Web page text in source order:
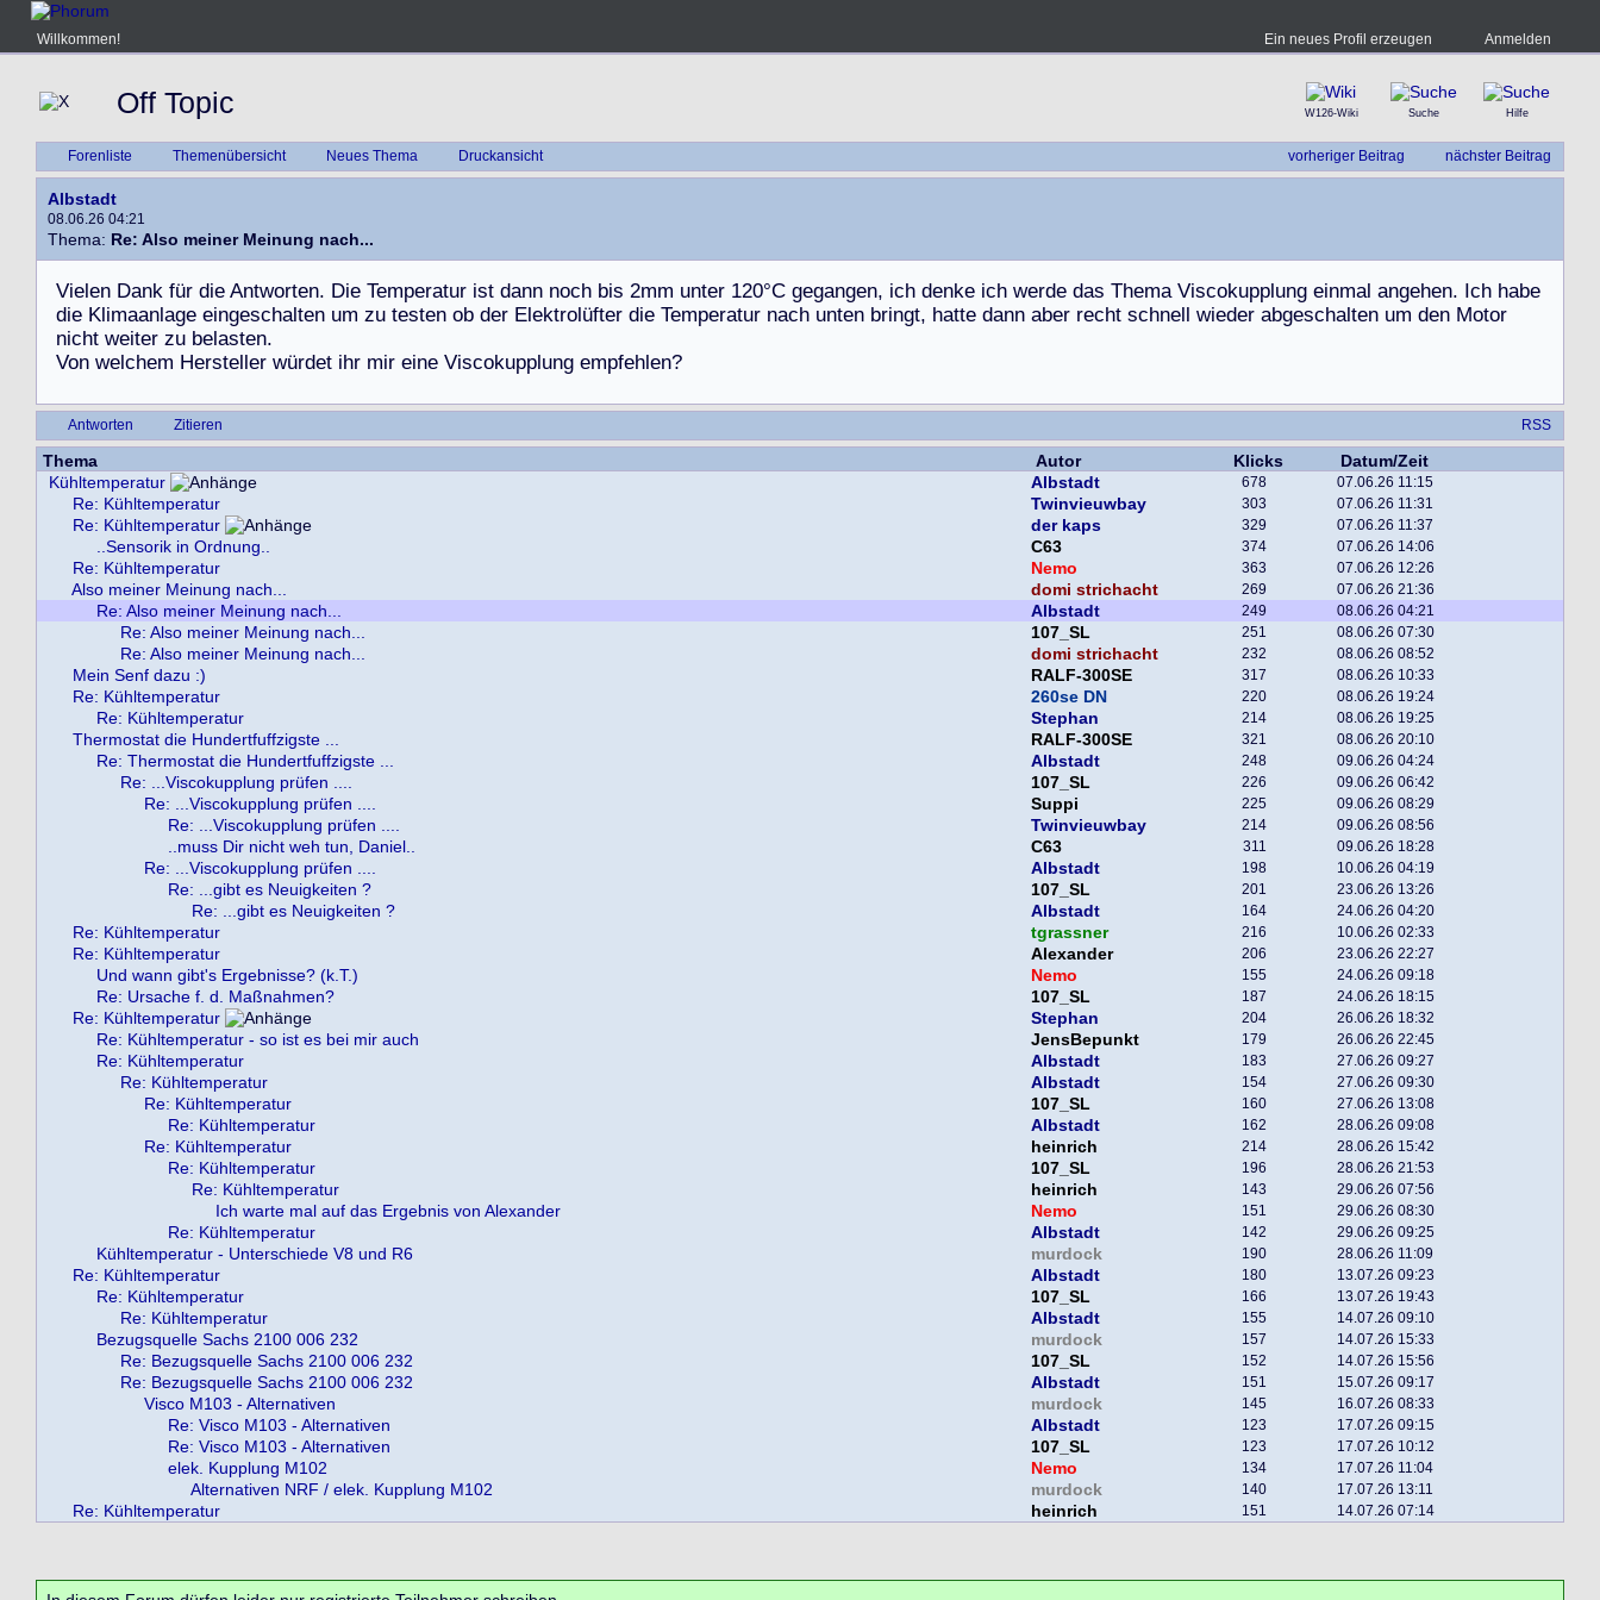
Willkommen! Ein neues Profil erzeugen Anmelden
Off Topic W126-Wiki Suche Hilfe
vorheriger Beitrag nächster Beitrag
Forenliste Themenübersicht Neues Thema Druckansicht
Albstadt
08.06.26 04:21
Thema: Re: Also meiner Meinung nach...
Vielen Dank für die Antworten. Die Temperatur ist dann noch bis 2mm unter 120°C gegangen, ich denke ich werde das Thema Viscokupplung einmal angehen. Ich habe
die Klimaanlage eingeschalten um zu testen ob der Elektrolüfter die Temperatur nach unten bringt, hatte dann aber recht schnell wieder abgeschalten um den Motor
nicht weiter zu belasten.
Von welchem Hersteller würdet ihr mir eine Viscokupplung empfehlen?
Antworten Zitieren RSS
Thema Autor Klicks
Datum/Zeit
Kühltemperatur
Albstadt 678 07.06.26 11:15
Re: Kühltemperatur Twinvieuwbay 303 07.06.26 11:31
Re: Kühltemperatur der kaps 329 07.06.26 11:37
..Sensorik in Ordnung.. C63 374 07.06.26 14:06
Re: Kühltemperatur Nemo 363 07.06.26 12:26
Also meiner Meinung nach... domi strichacht 269 07.06.26 21:36
Re: Also meiner Meinung nach... Albstadt 249 08.06.26 04:21
Re: Also meiner Meinung nach... 107_SL 251 08.06.26 07:30
Re: Also meiner Meinung nach... domi strichacht 232 08.06.26 08:52
Mein Senf dazu :) RALF-300SE 317 08.06.26 10:33
Re: Kühltemperatur 260se DN 220 08.06.26 19:24
Re: Kühltemperatur Stephan 214 08.06.26 19:25
Thermostat die Hundertfuffzigste ... RALF-300SE 321 08.06.26 20:10
Re: Thermostat die Hundertfuffzigste ... Albstadt 248 09.06.26 04:24
Re: ...Viscokupplung prüfen .... 107_SL 226 09.06.26 06:42
Re: ...Viscokupplung prüfen .... Suppi 225 09.06.26 08:29
Re: ...Viscokupplung prüfen .... Twinvieuwbay 214 09.06.26 08:56
..muss Dir nicht weh tun, Daniel.. C63 311 09.06.26 18:28
Re: ...Viscokupplung prüfen .... Albstadt 198 10.06.26 04:19
Re: ...gibt es Neuigkeiten ? 107_SL 201 23.06.26 13:26
Re: ...gibt es Neuigkeiten ? Albstadt 164 24.06.26 04:20
Re: Kühltemperatur tgrassner 216 10.06.26 02:33
Re: Kühltemperatur Alexander 206 23.06.26 22:27
Und wann gibt's Ergebnisse? (k.T.) Nemo 155 24.06.26 09:18
Re: Ursache f. d. Maßnahmen? 107_SL 187 24.06.26 18:15
Re: Kühltemperatur Stephan 204 26.06.26 18:32
Re: Kühltemperatur - so ist es bei mir auch JensBepunkt 179 26.06.26 22:45
Re: Kühltemperatur Albstadt 183 27.06.26 09:27
Re: Kühltemperatur Albstadt 154 27.06.26 09:30
Re: Kühltemperatur 107_SL 160 27.06.26 13:08
Re: Kühltemperatur Albstadt 162 28.06.26 09:08
Re: Kühltemperatur heinrich 214 28.06.26 15:42
Re: Kühltemperatur 107_SL 196 28.06.26 21:53
Re: Kühltemperatur heinrich 143 29.06.26 07:56
Ich warte mal auf das Ergebnis von Alexander Nemo 151 29.06.26 08:30
Re: Kühltemperatur Albstadt 142 29.06.26 09:25
Kühltemperatur - Unterschiede V8 und R6 murdock 190 28.06.26 11:09
Re: Kühltemperatur Albstadt 180 13.07.26 09:23
Re: Kühltemperatur 107_SL 166 13.07.26 19:43
Re: Kühltemperatur Albstadt 155 14.07.26 09:10
Bezugsquelle Sachs 2100 006 232 murdock 157 14.07.26 15:33
Re: Bezugsquelle Sachs 2100 006 232 107_SL 152 14.07.26 15:56
Re: Bezugsquelle Sachs 2100 006 232 Albstadt 151 15.07.26 09:17
Visco M103 - Alternativen murdock 145 16.07.26 08:33
Re: Visco M103 - Alternativen Albstadt 123 17.07.26 09:15
Re: Visco M103 - Alternativen 107_SL 123 17.07.26 10:12
elek. Kupplung M102 Nemo 134 17.07.26 11:04
Alternativen NRF / elek. Kupplung M102 murdock 140 17.07.26 13:11
Re: Kühltemperatur heinrich 151 14.07.26 07:14